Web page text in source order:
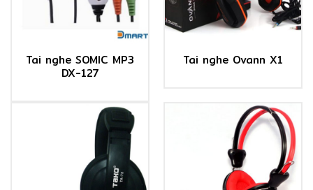
Tai nghe SOMIC MP3
DX-127
Tai nghe Ovann X1